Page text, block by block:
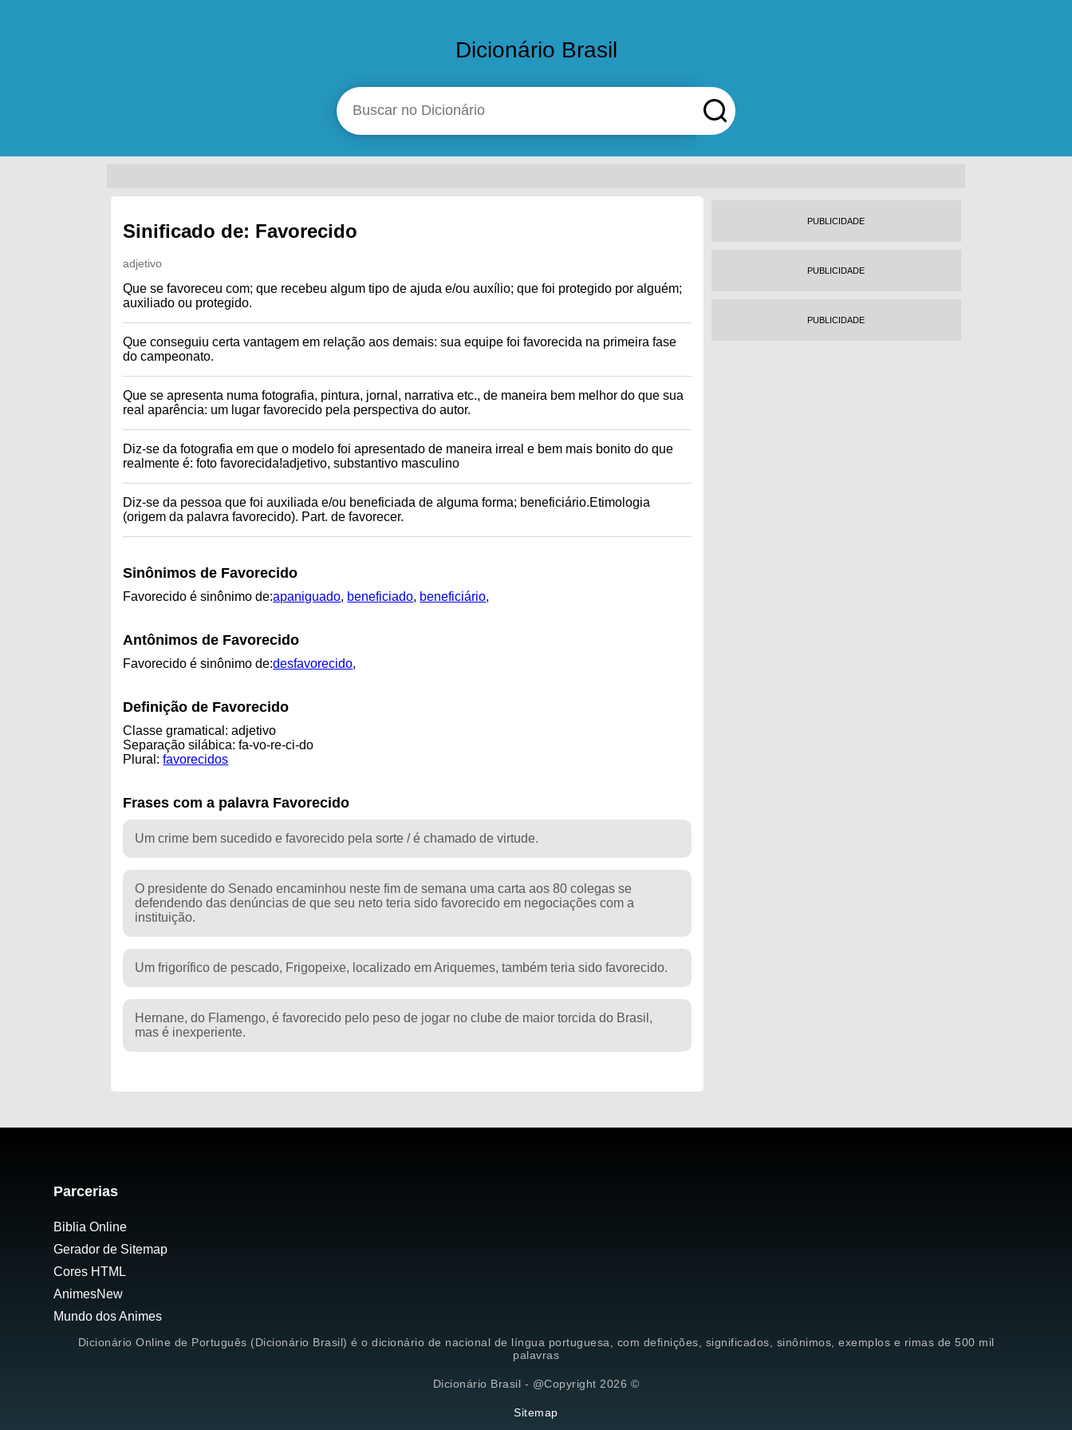
Dicionário Brasil
Sinificado de: Favorecido
adjetivo
Que se favoreceu com; que recebeu algum tipo de ajuda e/ou auxílio; que foi protegido por alguém;
auxiliado ou protegido.
Que conseguiu certa vantagem em relação aos demais: sua equipe foi favorecida na primeira fase
do campeonato.
Que se apresenta numa fotografia, pintura, jornal, narrativa etc., de maneira bem melhor do que sua
real aparência: um lugar favorecido pela perspectiva do autor.
Diz-se da fotografia em que o modelo foi apresentado de maneira irreal e bem mais bonito do que
realmente é: foto favorecida!adjetivo, substantivo masculino
Diz-se da pessoa que foi auxiliada e/ou beneficiada de alguma forma; beneficiário.Etimologia
(origem da palavra favorecido). Part. de favorecer.
Sinônimos de Favorecido
Favorecido é sinônimo de:apaniguado, beneficiado, beneficiário,
Antônimos de Favorecido
Favorecido é sinônimo de:desfavorecido,
Definição de Favorecido
Classe gramatical: adjetivo
Separação silábica: fa-vo-re-ci-do
Plural:favorecidos
Frases com a palavra Favorecido
Um crime bem sucedido e favorecido pela sorte / é chamado de virtude.
O presidente do Senado encaminhou neste fim de semana uma carta aos 80 colegas se
defendendo das denúncias de que seu neto teria sido favorecido em negociações com a
instituição.
Um frigorífico de pescado, Frigopeixe, localizado em Ariquemes, também teria sido favorecido.
Hernane, do Flamengo, é favorecido pelo peso de jogar no clube de maior torcida do Brasil,
mas é inexperiente.
PUBLICIDADE
PUBLICIDADE
PUBLICIDADE
Parcerias
Biblia Online
Gerador de Sitemap
Cores HTML
AnimesNew
Mundo dos Animes
Dicionário Online de Português (Dicionário Brasil) é o dicionário de nacional de língua portuguesa, com definições, significados, sinônimos, exemplos e rimas de 500 mil
palavras
Dicionário Brasil - @Copyright 2026 ©
Sitemap